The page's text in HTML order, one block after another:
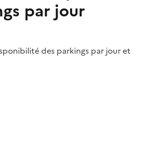
par jour
des parkings par jour et